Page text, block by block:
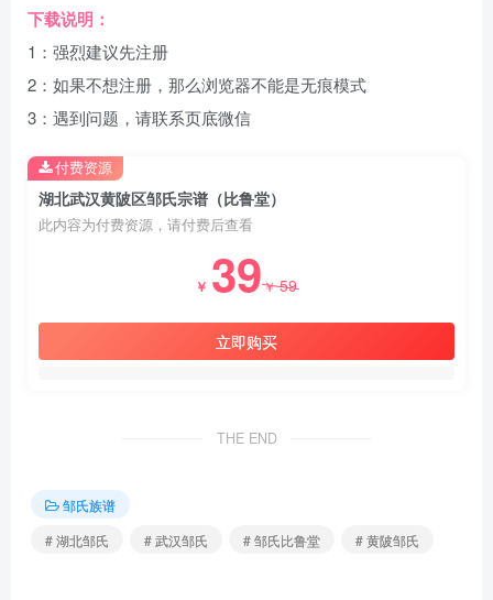
下载说明：
1：强烈建议先注册
2：如果不想注册，那么浏览器不能是无痕模式
3：遇到问题，请联系页底微信
湖北武汉黄陂区邹氏宗谱（比鲁堂）
此内容为付费资源，请付费后查看
￥ 39￥59
立即购买
付费资源
THE END
邹氏族谱
# 湖北邹氏
# 武汉邹氏 # 邹氏比鲁堂 # 黄陂邹氏